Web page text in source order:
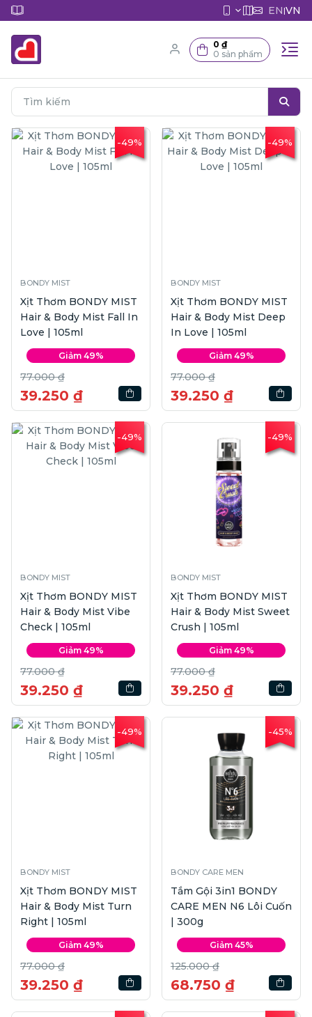
EN|VN
0 ₫
0 sản phẩm
-49%
BONDY MIST
Xịt Thơm BONDY MIST
Hair & Body Mist Fall In
Love | 105ml
Giảm 49%
77.000 ₫
39.250 ₫
-49%
BONDY MIST
Xịt Thơm BONDY MIST
Hair & Body Mist Deep
In Love | 105ml
Giảm 49%
77.000 ₫
39.250 ₫
-49%
BONDY MIST
Xịt Thơm BONDY MIST
Hair & Body Mist Vibe
Check | 105ml
Giảm 49%
77.000 ₫
39.250 ₫
-49%
BONDY MIST
Xịt Thơm BONDY MIST
Hair & Body Mist Sweet
Crush | 105ml
Giảm 49%
77.000 ₫
39.250 ₫
-49%
BONDY MIST
Xịt Thơm BONDY MIST
Hair & Body Mist Turn
Right | 105ml
Giảm 49%
77.000 ₫
39.250 ₫
-45%
BONDY CARE MEN
Tắm Gội 3in1 BONDY
CARE MEN N6 Lôi Cuốn
| 300g
Giảm 45%
125.000 ₫
68.750 ₫